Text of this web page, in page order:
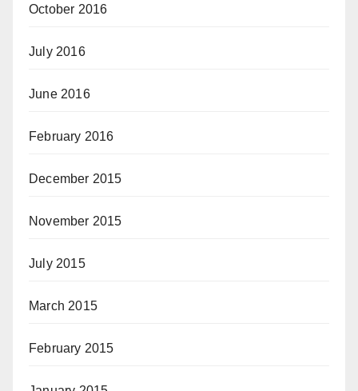
October 2016
July 2016
June 2016
February 2016
December 2015
November 2015
July 2015
March 2015
February 2015